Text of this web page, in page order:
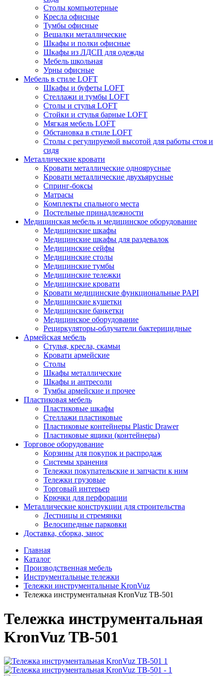
Столы компьютерные
Кресла офисные
Тумбы офисные
Вешалки металлические
Шкафы и полки офисные
Шкафы из ЛДСП для одежды
Мебель школьная
Урны офисные
Мебель в стиле LOFT
Шкафы и буфеты LOFT
Стеллажи и тумбы LOFT
Столы и стулья LOFT
Стойки и стулья барные LOFT
Мягкая мебель LOFT
Обстановка в стиле LOFT
Столы с регулируемой высотой для работы стоя и
сидя
Металлические кровати
Кровати металлические одноярусные
Кровати металлические двухъярусные
Спринг-боксы
Матрасы
Комплекты спального места
Постельные принадлежности
Медицинская мебель и медицинское оборудование
Медицинские шкафы
Медицинские шкафы для раздевалок
Медицинские сейфы
Медицинские столы
Медицинские тумбы
Медицинские тележки
Медицинские кровати
Кровати медицинские функциональные PAPI
Медицинские кушетки
Медицинские банкетки
Медицинское оборудование
Рециркуляторы-облучатели бактерицидные
Армейская мебель
Стулья, кресла, скамьи
Кровати армейские
Столы
Шкафы металлические
Шкафы и антресоли
Тумбы армейские и прочее
Пластиковая мебель
Пластиковые шкафы
Стеллажи пластиковые
Пластиковые контейнеры Plastic Drawer
Пластиковые ящики (контейнеры)
Торговое оборудование
Корзины для покупок и распродаж
Системы хранения
Тележки покупательские и запчасти к ним
Тележки грузовые
Торговый интерьер
Крючки для перфорации
Металлические конструкции для строительства
Лестницы и стремянки
Велосипедные парковки
Доставка, сборка, занос
Главная
Каталог
Производственная мебель
Инструментальные тележки
Тележки инструментальные KronVuz
Тележка инструментальная KronVuz TB-501
Тележка инструментальная
KronVuz TB-501